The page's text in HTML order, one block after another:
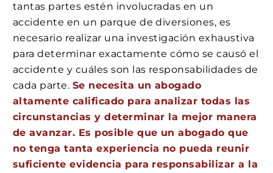
tantas partes estén involucradas en un
accidente en un parque de diversiones, es
necesario realizar una investigación exhaustiva
para determinar exactamente cómo se causó el
accidente y cuáles son las responsabilidades de
cada parte. Se necesita un abogado
altamente calificado para analizar todas las
circunstancias y determinar la mejor manera
de avanzar. Es posible que un abogado que
no tenga tanta experiencia no pueda reunir
suficiente evidencia para responsabilizar a la